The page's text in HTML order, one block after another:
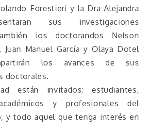
Forestieri y la Dra Alejandra
sus investigaciones
los doctorandos Nelson
Juan Manuel García y Olaya Dotel
los avances de sus
doctorales.
están invitados: estudiantes,
y profesionales del
y todo aquel que tenga interés en